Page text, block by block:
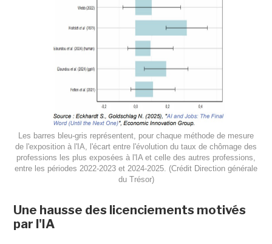
Les barres bleu-gris représentent, pour chaque méthode de mesure
de l'exposition à l'IA, l'écart entre l'évolution du taux de chômage des
professions les plus exposées à l'IA et celle des autres professions,
entre les périodes 2022-2023 et 2024-2025. (Crédit Direction générale
du Trésor)
Une hausse des licenciements motivés
par l'IA